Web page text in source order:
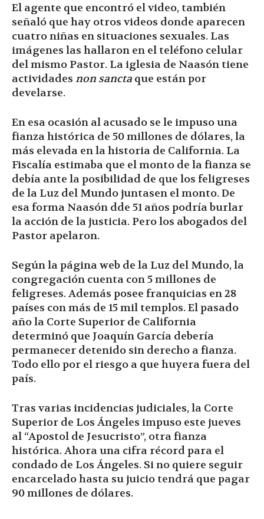
El agente que encontró el video, también
señaló que hay otros videos donde aparecen
cuatro niñas en situaciones sexuales. Las
imágenes las hallaron en el teléfono celular
del mismo Pastor. La iglesia de Naasón tiene
actividades non sancta que están por
develarse.
En esa ocasión al acusado se le impuso una
fianza histórica de 50 millones de dólares, la
más elevada en la historia de California. La
Fiscalía estimaba que el monto de la fianza se
debía ante la posibilidad de que los feligreses
de la Luz del Mundo juntasen el monto. De
esa forma Naasón dde 51 años podría burlar
la acción de la justicia.​ Pero los abogados del
Pastor apelaron.
Según la página web de la Luz del Mundo, la
congregación cuenta con 5 millones de
feligreses. Además posee franquicias en 28
países con más de 15 mil templos. El pasado
año la Corte Superior de California
determinó que Joaquín García debería
permanecer detenido sin derecho a fianza.
Todo ello por el riesgo a que huyera fuera del
país.
Tras varias incidencias judiciales, la Corte
Superior de Los Ángeles impuso este jueves
al “Apostol de Jesucristo”, otra fianza
histórica. Ahora una cifra récord para el
condado de Los Ángeles. Si no quiere seguir
encarcelado hasta su juicio tendrá que pagar
90 millones de dólares.